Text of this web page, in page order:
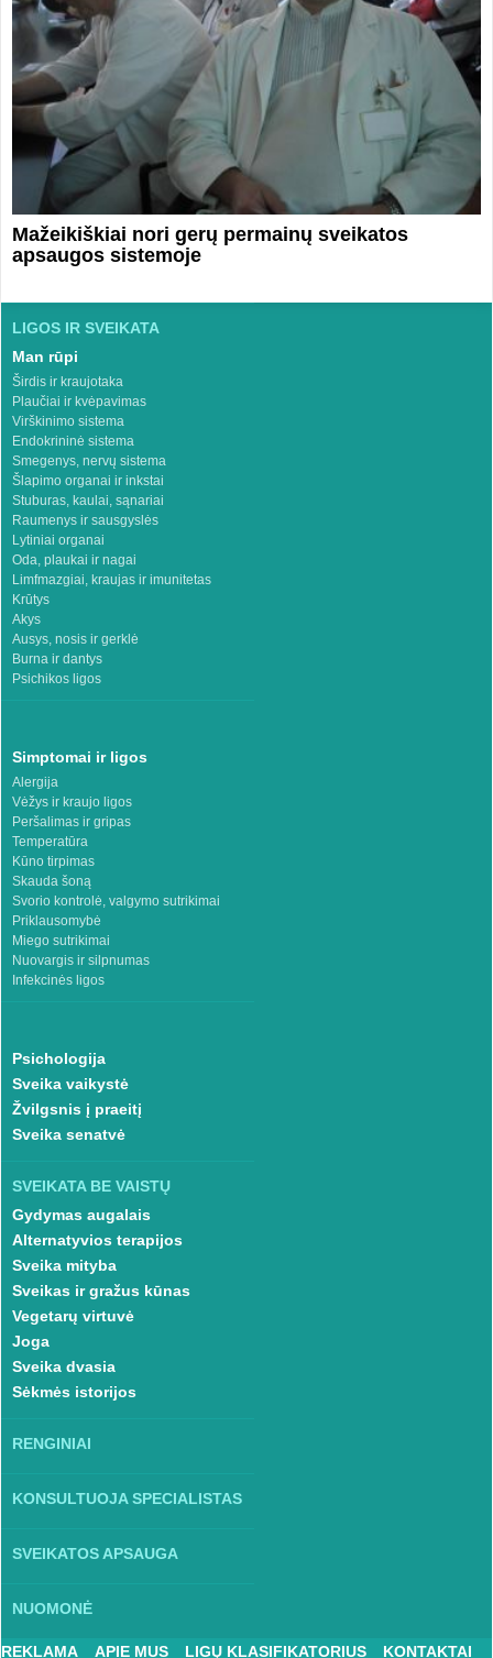
Mažeikiškiai nori gerų permainų sveikatos
apsaugos sistemoje
LIGOS IR SVEIKATA
Man rūpi
Širdis ir kraujotaka
Plaučiai ir kvėpavimas
Virškinimo sistema
Endokrininė sistema
Smegenys, nervų sistema
Šlapimo organai ir inkstai
Stuburas, kaulai, sąnariai
Raumenys ir sausgyslės
Lytiniai organai
Oda, plaukai ir nagai
Limfmazgiai, kraujas ir imunitetas
Krūtys
Akys
Ausys, nosis ir gerklė
Burna ir dantys
Psichikos ligos
Simptomai ir ligos
Alergija
Vėžys ir kraujo ligos
Peršalimas ir gripas
Temperatūra
Kūno tirpimas
Skauda šoną
Svorio kontrolė, valgymo sutrikimai
Priklausomybė
Miego sutrikimai
Nuovargis ir silpnumas
Infekcinės ligos
Psichologija
Sveika vaikystė
Žvilgsnis į praeitį
Sveika senatvė
SVEIKATA BE VAISTŲ
Gydymas augalais
Alternatyvios terapijos
Sveika mityba
Sveikas ir gražus kūnas
Vegetarų virtuvė
Joga
Sveika dvasia
Sėkmės istorijos
RENGINIAI
KONSULTUOJA SPECIALISTAS
SVEIKATOS APSAUGA
NUOMONĖ
REKLAMA APIE MUS LIGŲ KLASIFIKATORIUS KONTAKTAI